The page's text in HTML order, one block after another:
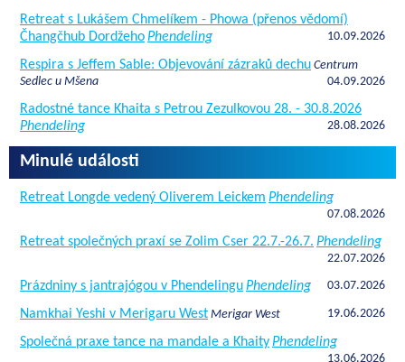
Retreat s Lukášem Chmelíkem - Phowa (přenos vědomí)
Čhangčhub DordžehoPhendeling 10.09.2026
Respira s Jeffem Sable: Objevování zázraků dechu Centrum
Sedlec u Mšena
04.09.2026
Radostné tance Khaita s Petrou Zezulkovou 28. - 30.8.2026
Phendeling
28.08.2026
Minulé události
Retreat Longde vedený Oliverem Leickem Phendeling
07.08.2026
Retreat společných praxí se Zolim Cser 22.7.-26.7. Phendeling
22.07.2026
Prázdniny s jantrajógou v PhendelinguPhendeling 03.07.2026
Namkhai Yeshi v Merigaru West Merigar West 19.06.2026
Společná praxe tance na mandale a KhaityPhendeling
13.06.2026